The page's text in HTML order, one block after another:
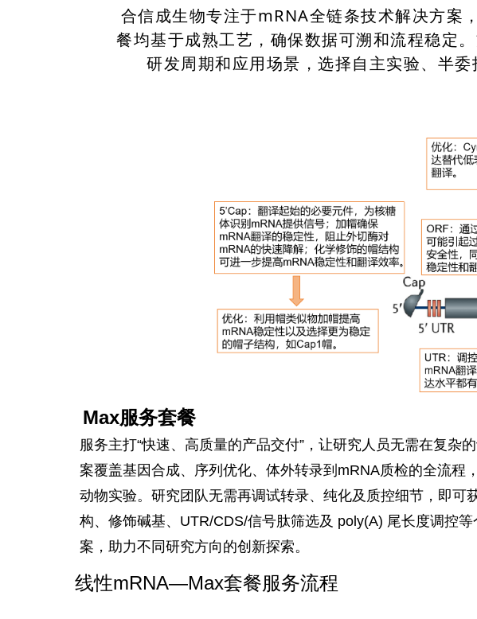
线性mRNA—Max套餐服务流程
Max服务套餐
服务主打“快速、高质量的产品交付”，让研究人员无需在复
案覆盖基因合成、序列优化、体外转录到mRNA质检的全流
动物实验。研究团队无需再调试转录、纯化及质控细节，即
构、修饰碱基、UTR/CDS/信号肽筛选及 poly(A) 尾长度调控
案，助力不同研究方向的创新探索。
合信成生物专注于mRNA全链条技术解决方
餐均基于成熟工艺，确保数据可溯和流程稳定
研发周期和应用场景，选择自主实验、半